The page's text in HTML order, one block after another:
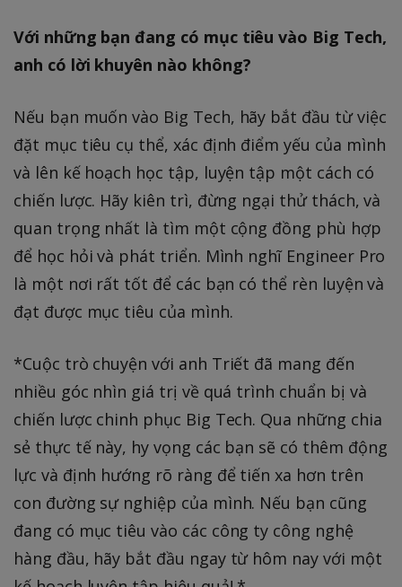
Với những bạn đang có mục tiêu vào Big Tech,
anh có lời khuyên nào không?
Nếu bạn muốn vào Big Tech, hãy bắt đầu từ việc
đặt mục tiêu cụ thể, xác định điểm yếu của mình
và lên kế hoạch học tập, luyện tập một cách có
chiến lược. Hãy kiên trì, đừng ngại thử thách, và
quan trọng nhất là tìm một cộng đồng phù hợp
để học hỏi và phát triển. Mình nghĩ Engineer Pro
là một nơi rất tốt để các bạn có thể rèn luyện và
đạt được mục tiêu của mình.
*Cuộc trò chuyện với anh Triết đã mang đến
nhiều góc nhìn giá trị về quá trình chuẩn bị và
chiến lược chinh phục Big Tech. Qua những chia
sẻ thực tế này, hy vọng các bạn sẽ có thêm động
lực và định hướng rõ ràng để tiến xa hơn trên
con đường sự nghiệp của mình. Nếu bạn cũng
đang có mục tiêu vào các công ty công nghệ
hàng đầu, hãy bắt đầu ngay từ hôm nay với một